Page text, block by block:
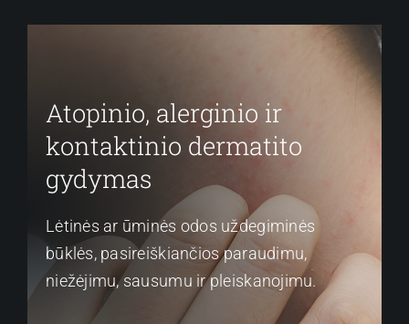
Atopinio, alerginio ir
kontaktinio dermatito
gydymas
Lėtinės ar ūminės odos uždegiminės
būklės, pasireiškiančios paraudimu,
niežėjimu, sausumu ir pleiskanojimu.